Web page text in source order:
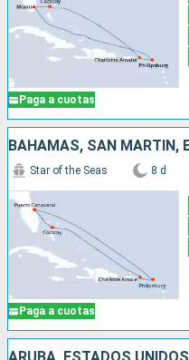
Paga a cuotas
Paga a cuotas
Star of the Seas 8 d